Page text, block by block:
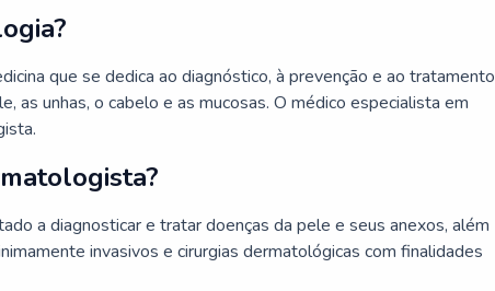
que se dedica ao diagnóstico, à prevenção e ao tratamento
as unhas, o cabelo e as mucosas. O médico especialista em
a diagnosticar e tratar doenças da pele e seus anexos, além
invasivos e cirurgias dermatológicas com finalidades